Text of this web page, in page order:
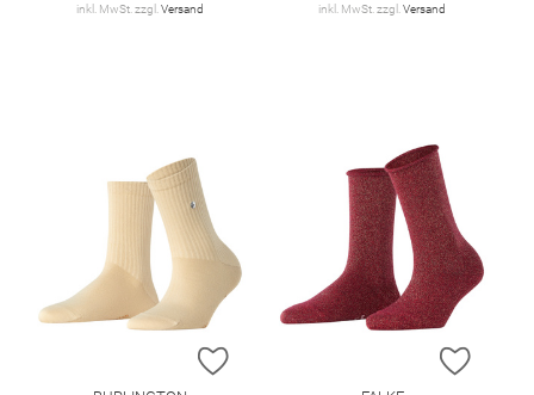
inkl. MwSt. zzgl. Versand inkl. MwSt. zzgl. Versand
ZUR WUNSCHLISTE HINZUFÜGEN
ZUR